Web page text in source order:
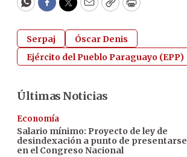
WhatsApp
Facebook
Twitter
EmailCopyPrint
Serpaj
Óscar Denis
Ejército del Pueblo Paraguayo (EPP)
Últimas Noticias
Economía
Salario mínimo: Proyecto de ley de
desindexación a punto de presentarse
en el Congreso Nacional